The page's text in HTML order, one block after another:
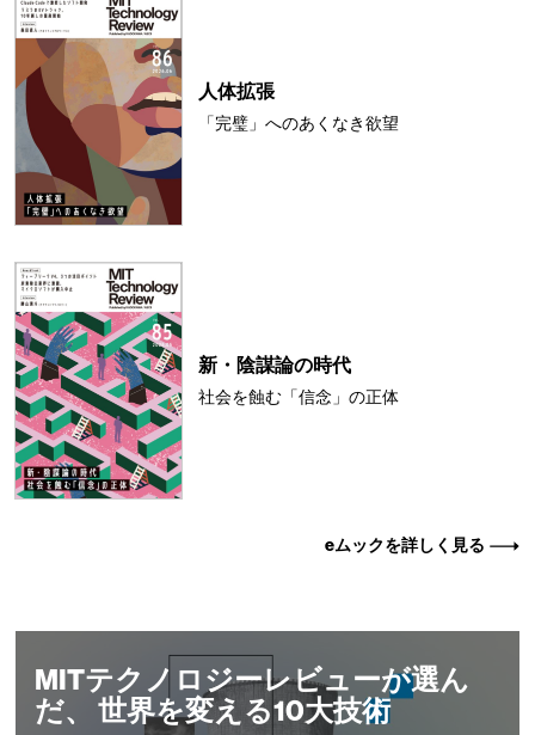
人体拡張
「完璧」へのあくなき欲望
新・陰謀論の時代
社会を蝕む「信念」の正体
eムックを詳しく見る
MITテクノロジーレビューが選ん
だ、 世界を変える10大技術